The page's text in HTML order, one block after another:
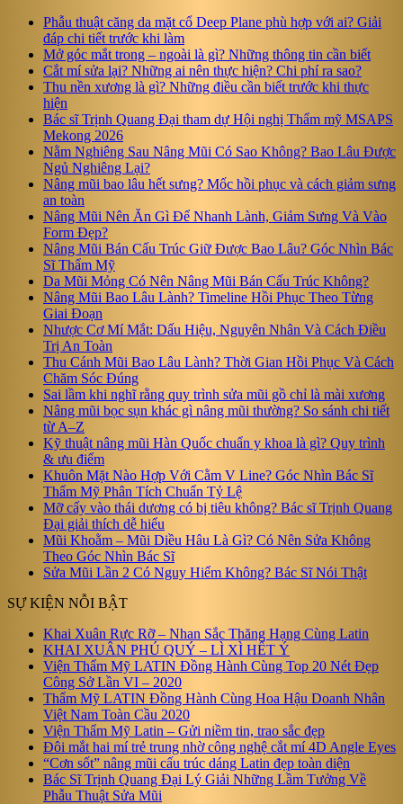
Phẫu thuật căng da mặt cổ Deep Plane phù hợp với ai? Giải
đáp chi tiết trước khi làm
Mở góc mắt trong – ngoài là gì? Những thông tin cần biết
Cắt mí sửa lại? Những ai nên thực hiện? Chi phí ra sao?
Thu nền xương là gì? Những điều cần biết trước khi thực
hiện
Bác sĩ Trịnh Quang Đại tham dự Hội nghị Thẩm mỹ MSAPS
Mekong 2026
Nằm Nghiêng Sau Nâng Mũi Có Sao Không? Bao Lâu Được
Ngủ Nghiêng Lại?
Nâng mũi bao lâu hết sưng? Mốc hồi phục và cách giảm sưng
an toàn
Nâng Mũi Nên Ăn Gì Để Nhanh Lành, Giảm Sưng Và Vào
Form Đẹp?
Nâng Mũi Bán Cấu Trúc Giữ Được Bao Lâu? Góc Nhìn Bác
Sĩ Thẩm Mỹ
Da Mũi Mỏng Có Nên Nâng Mũi Bán Cấu Trúc Không?
Nâng Mũi Bao Lâu Lành? Timeline Hồi Phục Theo Từng
Giai Đoạn
Nhược Cơ Mí Mắt: Dấu Hiệu, Nguyên Nhân Và Cách Điều
Trị An Toàn
Thu Cánh Mũi Bao Lâu Lành? Thời Gian Hồi Phục Và Cách
Chăm Sóc Đúng
Sai lầm khi nghĩ rằng quy trình sửa mũi gồ chỉ là mài xương
Nâng mũi bọc sụn khác gì nâng mũi thường? So sánh chi tiết
từ A–Z
Kỹ thuật nâng mũi Hàn Quốc chuẩn y khoa là gì? Quy trình
& ưu điểm
Khuôn Mặt Nào Hợp Với Cằm V Line? Góc Nhìn Bác Sĩ
Thẩm Mỹ Phân Tích Chuẩn Tỷ Lệ
Mỡ cấy vào thái dương có bị tiêu không? Bác sĩ Trịnh Quang
Đại giải thích dễ hiểu
Mũi Khoằm – Mũi Diều Hâu Là Gì? Có Nên Sửa Không
Theo Góc Nhìn Bác Sĩ
Sửa Mũi Lần 2 Có Nguy Hiểm Không? Bác Sĩ Nói Thật
SỰ KIỆN NỖI BẬT
Khai Xuân Rực Rỡ – Nhan Sắc Thăng Hạng Cùng Latin
KHAI XUÂN PHÚ QUÝ – LÌ XÌ HẾT Ý
Viện Thẩm Mỹ LATIN Đồng Hành Cùng Top 20 Nét Đẹp
Công Sở Lần VI – 2020
Thẩm Mỹ LATIN Đồng Hành Cùng Hoa Hậu Doanh Nhân
Việt Nam Toàn Cầu 2020
Viện Thẩm Mỹ Latin – Gửi niềm tin, trao sắc đẹp
Đôi mắt hai mí trẻ trung nhờ công nghệ cắt mí 4D Angle Eyes
“Cơn sốt” nâng mũi cấu trúc dáng Latin đẹp toàn diện
Bác Sĩ Trịnh Quang Đại Lý Giải Những Lầm Tưởng Về
Phẫu Thuật Sửa Mũi